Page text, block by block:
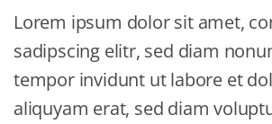
Lorem ipsum dolor sit amet,
sadipscing elitr, sed diam
tempor invidunt ut labore et
aliquyam erat, sed diam